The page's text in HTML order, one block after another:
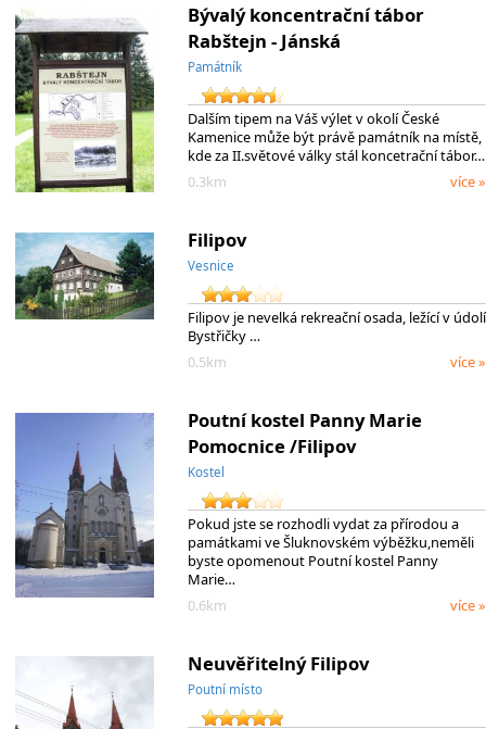
Bývalý koncentrační tábor
Rabštejn - Jánská
Památník
Dalším tipem na Váš výlet v okolí České
Kamenice může být právě památník na místě,
kde za II.světové války stál koncetrační tábor…
0.3km
více »
Filipov
Vesnice
Filipov je nevelká rekreační osada, ležící v údolí
Bystřičky …
0.5km
více »
Poutní kostel Panny Marie
Pomocnice /Filipov
Kostel
Pokud jste se rozhodli vydat za přírodou a
památkami ve Šluknovském výběžku,neměli
byste opomenout Poutní kostel Panny
Marie…
0.6km
více »
Neuvěřitelný Filipov
Poutní místo